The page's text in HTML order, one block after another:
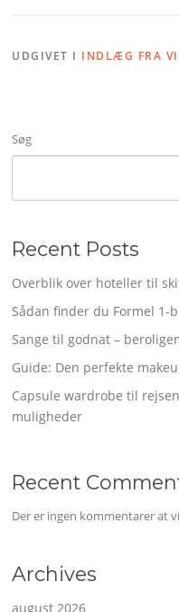
UDGIVET I INDLÆG FRA
Søg
Recent Posts
Overblik over hoteller til
Sådan finder du Formel
Sange til godnat –
Guide: Den perfekte
Capsule wardrobe til
muligheder
Recent
Der er ingen kommentarer at
Archives
august 2026